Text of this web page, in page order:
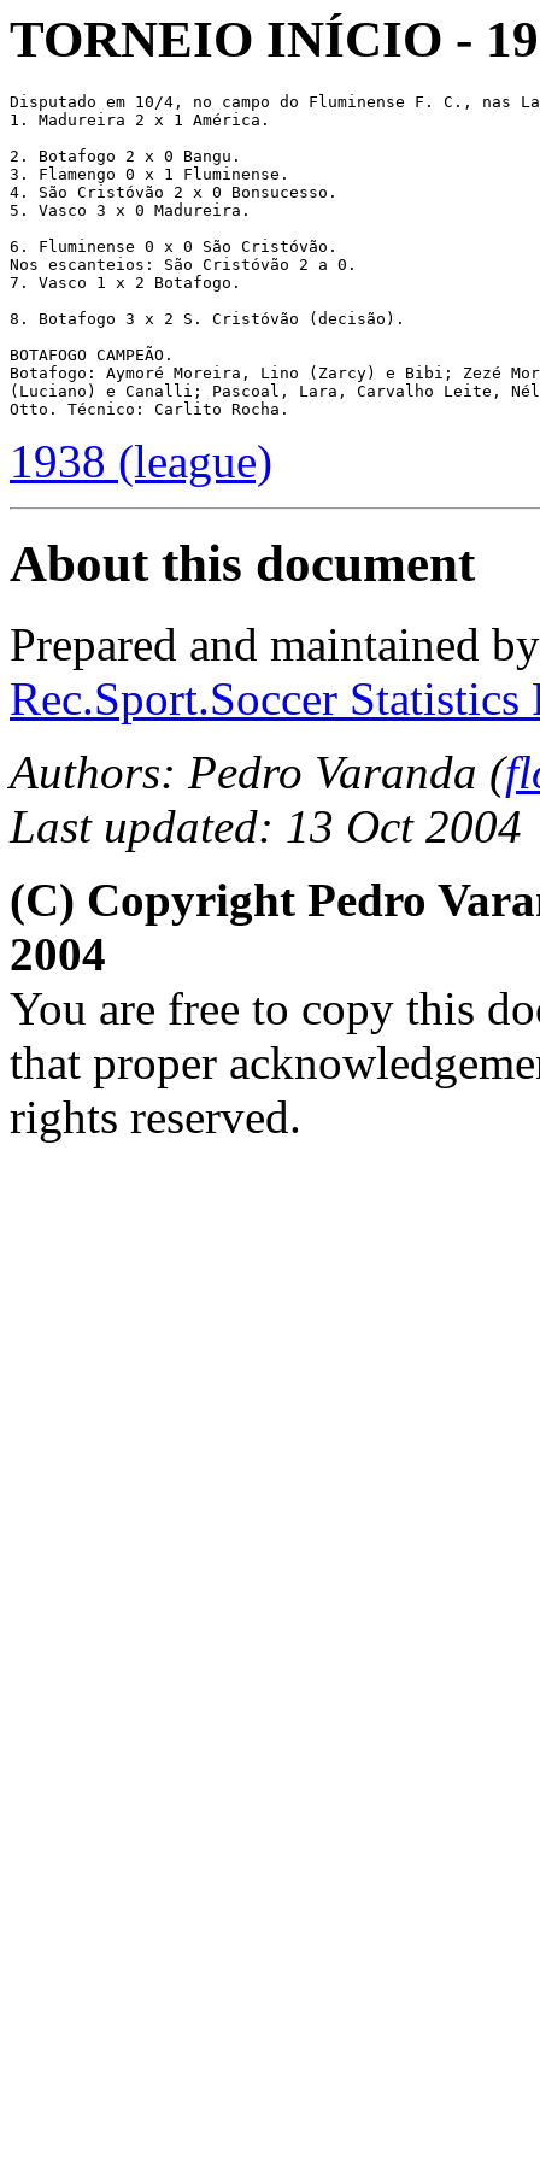
TORNEIO INÍCIO -
Disputado em 10/4, no campo do Fluminense F. C., nas
1. Madureira 2 x 1 América.
2. Botafogo 2 x 0 Bangu.
3. Flamengo 0 x 1 Fluminense.
4. São Cristóvão 2 x 0 Bonsucesso.
5. Vasco 3 x 0 Madureira.
6. Fluminense 0 x 0 São Cristóvão.
Nos escanteios: São Cristóvão 2 a 0.
7. Vasco 1 x 2 Botafogo.
8. Botafogo 3 x 2 S. Cristóvão (decisão).
BOTAFOGO CAMPEÃO.
Botafogo: Aymoré Moreira, Lino (Zarcy) e Bibi; Zezé
(Luciano) e Canalli; Pascoal, Lara, Carvalho Leite,
1938 (league)
About this document
Prepared and maintained
Rec.Sport.Soccer
Authors: Pedro Varanda (
Last updated: 13 Oct 2004
(C) Copyright Pedro
2004
You are free to copy this
that proper
rights reserved.